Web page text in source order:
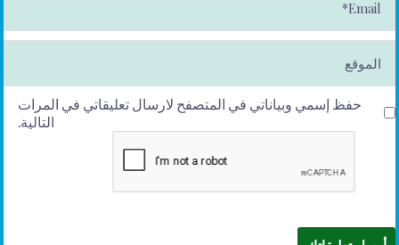
ai
l*
حفظ إسمي وبياناتي في المتصفح لارسال تعليقاتي في المرات
التالية.